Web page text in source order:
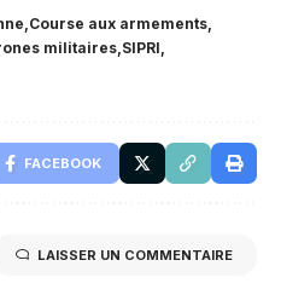
Course aux armements
militaires SIPRI
FACEBOOK
LAISSER UN COMMENTAIRE